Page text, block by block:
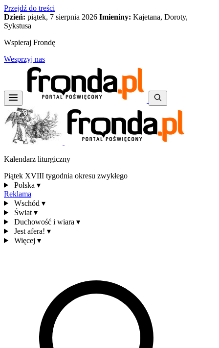
Przejdź do treści
Dzień: piątek, 7 sierpnia 2026 Imieniny: Kajetana, Doroty,
Sykstusa
Wspieraj Frondę
Wesprzyj nas
Kalendarz liturgiczny
Piątek XVIII tygodnia okresu zwykłego
Polska ▾
Reklama
Wschód ▾
Świat ▾
Duchowość i wiara ▾
Jest afera! ▾
Więcej ▾